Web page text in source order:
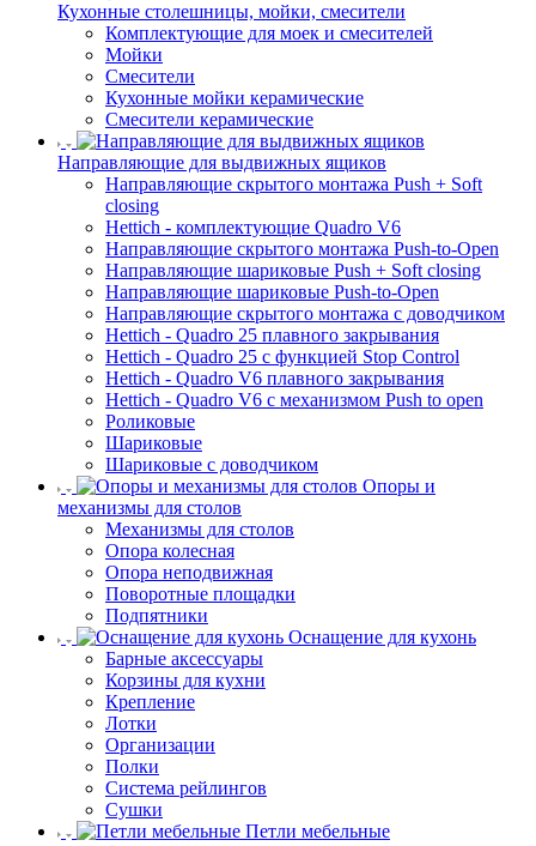
Кухонные столешницы, мойки, смесители
Комплектующие для моек и смесителей
Мойки
Смесители
Кухонные мойки керамические
Смесители керамические
Направляющие для выдвижных ящиков
Направляющие скрытого монтажа Push + Soft
closing
Hettich - комплектующие Quadro V6
Направляющие скрытого монтажа Push-to-Open
Направляющие шариковые Push + Soft closing
Направляющие шариковые Push-to-Open
Направляющие скрытого монтажа с доводчиком
Hettich - Quadro 25 плавного закрывания
Hettich - Quadro 25 с функцией Stop Control
Hettich - Quadro V6 плавного закрывания
Hettich - Quadro V6 с механизмом Push to open
Роликовые
Шариковые
Шариковые с доводчиком
Опоры и
механизмы для столов
Механизмы для столов
Опора колесная
Опора неподвижная
Поворотные площадки
Подпятники
Оснащение для кухонь
Барные аксессуары
Корзины для кухни
Крепление
Лотки
Организации
Полки
Система рейлингов
Сушки
Петли мебельные